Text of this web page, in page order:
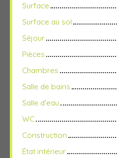
Surface
Surface au sol
Séjour
Pièces
Chambres
Salle de bains
Salle d'eau
WC
Construction
État intérieur